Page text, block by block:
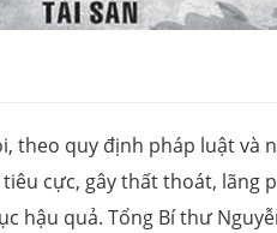
theo quy định pháp luật và
cực, gây thất thoát, lãng
hậu quả. Tổng Bí thư